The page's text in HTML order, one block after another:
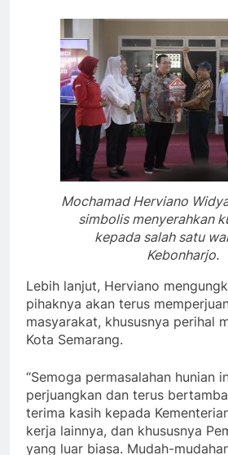
Mochamad Herviano
simbolis menyerahkan
kepada salah satu
Kebonharjo.
Lebih lanjut, Herviano
pihaknya akan terus
masyarakat, khususnya perihal
Kota Semarang.
“Semoga permasalahan hunian
perjuangkan dan terus
terima kasih kepada
kerja lainnya, dan khususnya
yang luar biasa. Mudah-